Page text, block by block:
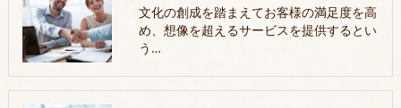
文化の創成を踏まえてお客様の満足度を高
め、想像を超えるサービスを提供するとい
う…